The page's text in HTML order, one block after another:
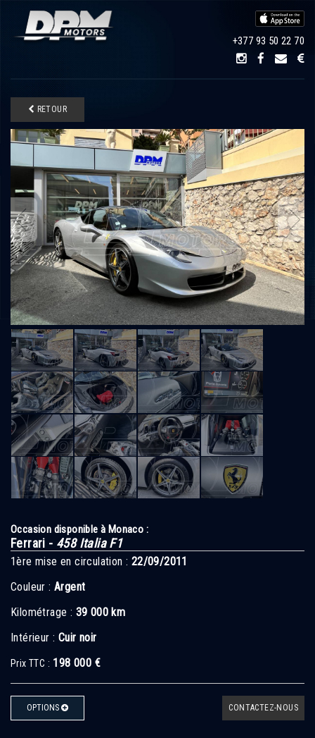
+377 93 50 22 70
RETOUR
Occasion disponible à Monaco :
Ferrari - 458 Italia F1
1ère mise en circulation : 22/09/2011
Couleur : Argent
Kilométrage : 39 000 km
Intérieur : Cuir noir
Prix TTC : 198 000 €
OPTIONS CONTACTEZ-NOUS